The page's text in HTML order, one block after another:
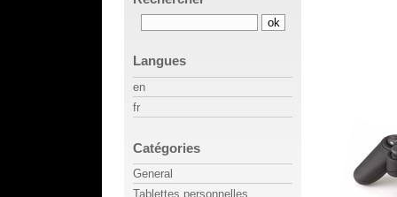
Langues
en
fr
Catégories
General
Tablettes personnelles